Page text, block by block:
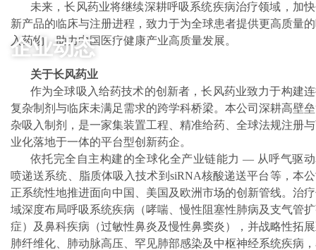
企业动态
未来，长风药业将继续深耕呼吸系统疾病治疗领域，加
新产品的临床与注册进程，致力于为全球患者提供更高质量
入药物，助力中国医疗健康产业高质量发展。
关于长风药业
作为全球吸入给药技术的创新者，长风药业致力于构建
复杂制剂与临床未满足需求的跨学科桥梁。本公司深耕高壁
杂吸入制剂，是一家集装置工程、精准给药、全球法规注册
业化落地于一体的平台型创新药企。
依托完全自主构建的全球化全产业链能力 — 从呼气驱
喷递送系统、脂质体吸入技术到siRNA核酸递送平台等，本
正系统性地推进面向中国、美国及欧洲市场的创新管线。治
域深度布局呼吸系统疾病（哮喘、慢性阻塞性肺病及支气管
症）及鼻科疾病（过敏性鼻炎及慢性鼻窦炎），并战略性拓
肺纤维化、肺动脉高压、罕见肺部感染及中枢神经系统疾病